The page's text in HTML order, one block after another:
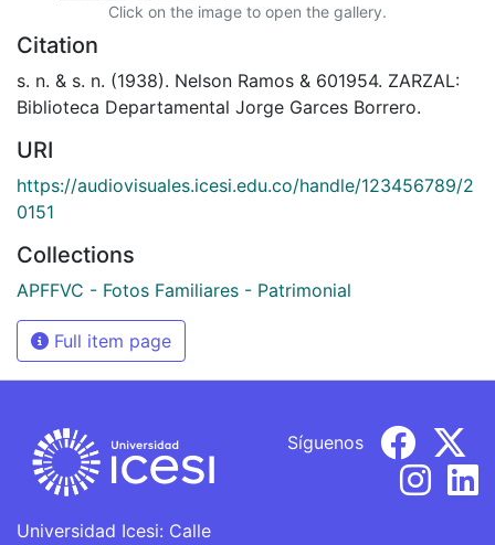
Click on the image to open the gallery.
Citation
s. n. & s. n. (1938). Nelson Ramos & 601954. ZARZAL:
Biblioteca Departamental Jorge Garces Borrero.
URI
https://audiovisuales.icesi.edu.co/handle/123456789/2
0151
Collections
APFFVC - Fotos Familiares - Patrimonial
Full item page
Universidad Icesi: Calle
Síguenos